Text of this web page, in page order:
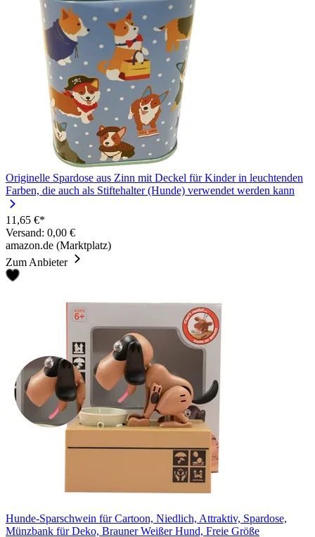
Originelle Spardose aus Zinn mit Deckel für Kinder in leuchtenden
Farben, die auch als Stiftehalter (Hunde) verwendet werden kann
11,65 €*
Versand: 0,00 €
amazon.de (Marktplatz)
Zum Anbieter
Hunde-Sparschwein für Cartoon, Niedlich, Attraktiv, Spardose,
Münzbank für Deko, Brauner Weißer Hund, Freie Größe